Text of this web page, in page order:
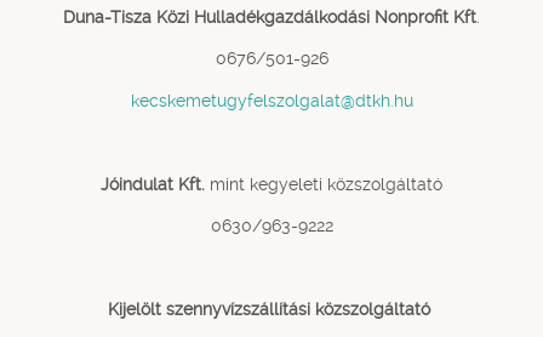
Duna-Tisza Közi Hulladékgazdálkodási Nonprofit Kft
0676/501-926
kecskemetugyfelszolgalat@dtkh.hu
Jóindulat Kft. mint kegyeleti közszolgáltató
0630/963-9222
Kijelölt szennyvízszállítási közszolgáltató